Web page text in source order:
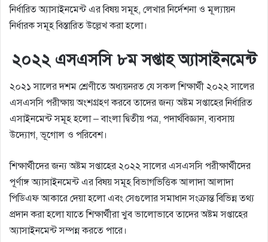
নির্ধারিত অ্যাসাইনমেন্ট এর বিষয় সমূহ, লেখার নির্দেশনা ও মূল্যায়ন
নির্ধারক সমূহ বিস্তারিত উল্লেখ করা হলো।
২০২২ এসএসসি ৮ম সপ্তাহ অ্যাসাইনমেন্ট
২০২১ সালের দশম শ্রেণীতে অধ্যয়নরত যে সকল শিক্ষার্থী ২০২২ সালের
এসএসসি পরীক্ষায় অংশগ্রহণ করবে তাদের জন্য অষ্টম সপ্তাহের নির্ধারিত
এসাইনমেন্ট সমূহ হলো – বাংলা দ্বিতীয় পত্র, পদার্থবিজ্ঞান, ব্যবসায়
উদ্যোগ, ভূগোল ও পরিবেশ।
শিক্ষার্থীদের জন্য অষ্টম সপ্তাহের ২০২২ সালের এসএসসি পরীক্ষার্থীদের
পূর্ণাঙ্গ অ্যাসাইনমেন্ট এর বিষয় সমূহ বিভাগভিত্তিক আলাদা আলাদা
পিডিএফ আকারে দেয়া হলো এবং সেগুলোর সমাধান সংক্রান্ত বিভিন্ন তথ্য
প্রদান করা হলো যাতে শিক্ষার্থীরা খুব ভালোভাবে তাদের অষ্টম সপ্তাহের
অ্যাসাইনমেন্ট সম্পন্ন করতে পারে।